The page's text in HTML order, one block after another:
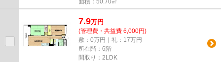
面積：50.70㎡
7.9万円
(管理費・共益費 6,000円)
敷：0万円｜礼：17万円
所在階：6階
間取り：2LDK